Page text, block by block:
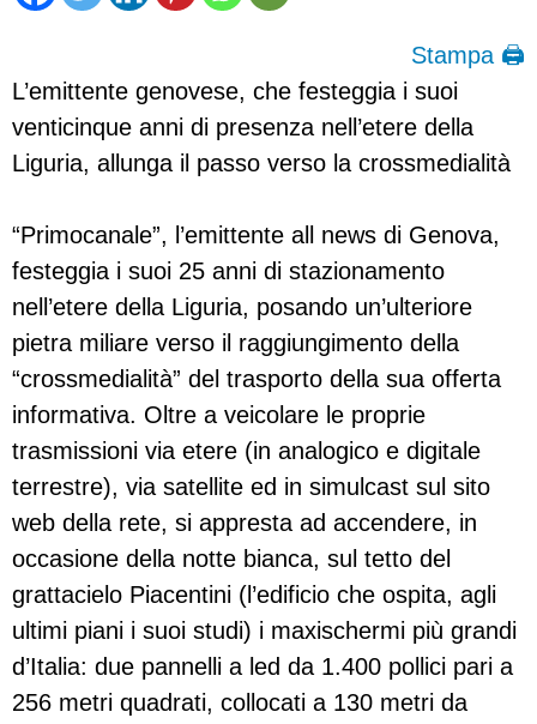
Stampa 🖨
L’emittente genovese, che festeggia i suoi
venticinque anni di presenza nell’etere della
Liguria, allunga il passo verso la crossmedialità
“Primocanale”, l’emittente all news di Genova,
festeggia i suoi 25 anni di stazionamento
nell’etere della Liguria, posando un’ulteriore
pietra miliare verso il raggiungimento della
“crossmedialità” del trasporto della sua offerta
informativa. Oltre a veicolare le proprie
trasmissioni via etere (in analogico e digitale
terrestre), via satellite ed in simulcast sul sito
web della rete, si appresta ad accendere, in
occasione della notte bianca, sul tetto del
grattacielo Piacentini (l’edificio che ospita, agli
ultimi piani i suoi studi) i maxischermi più grandi
d’Italia: due pannelli a led da 1.400 pollici pari a
256 metri quadrati, collocati a 130 metri da